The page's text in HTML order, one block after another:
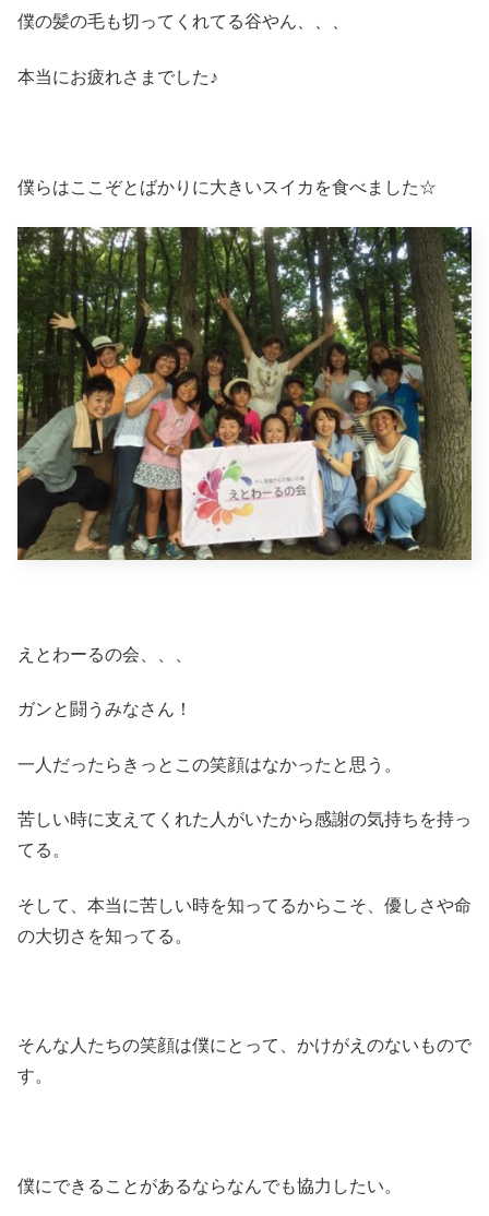
僕の髪の毛も切ってくれてる谷やん、、、
本当にお疲れさまでした♪
僕らはここぞとばかりに大きいスイカを食べました☆
えとわーるの会、、、
ガンと闘うみなさん！
一人だったらきっとこの笑顔はなかったと思う。
苦しい時に支えてくれた人がいたから感謝の気持ちを持っ
てる。
そして、本当に苦しい時を知ってるからこそ、優しさや命
の大切さを知ってる。
そんな人たちの笑顔は僕にとって、かけがえのないもので
す。
僕にできることがあるならなんでも協力したい。